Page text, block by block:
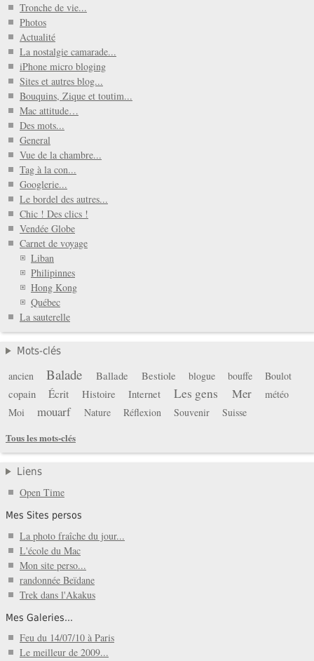
Tronche de vie...
Photos
Actualité
La nostalgie camarade...
iPhone micro bloging
Sites et autres blog...
Bouquins, Zique et toutim...
Mac attitude…
Des mots...
General
Vue de la chambre...
Tag à la con...
Googlerie...
Le bordel des autres...
Chic ! Des clics !
Vendée Globe
Carnet de voyage
Liban
Philipinnes
Hong Kong
Québec
La sauterelle
Mots-clés
ancien Balade Ballade Bestiole blogue bouffe Boulot
copain Écrit Histoire Internet Les gens Mer
météo
Moi
mouarf Nature Réflexion Souvenir
Suisse
Tous les mots-clés
Liens
Open Time
Mes Sites persos
La photo fraîche du jour...
L'école du Mac
Mon site perso...
randonnée Beïdane
Trek dans l'Akakus
Mes Galeries...
Feu du 14/07/10 à Paris
Le meilleur de 2009...